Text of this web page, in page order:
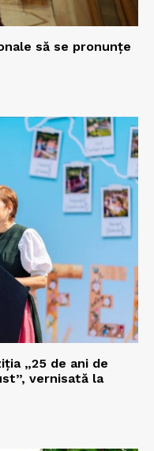
să se pronunțe
„25 de ani de
vernisată la